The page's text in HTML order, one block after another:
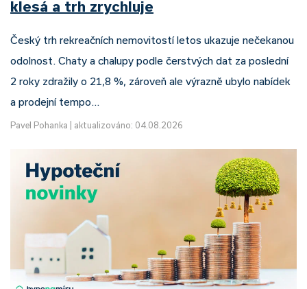
klesá a trh zrychluje
Český trh rekreačních nemovitostí letos ukazuje nečekanou
odolnost. Chaty a chalupy podle čerstvých dat za poslední
2 roky zdražily o 21,8 %, zároveň ale výrazně ubylo nabídek
a prodejní tempo…
Pavel Pohanka aktualizováno: 04.08.2026